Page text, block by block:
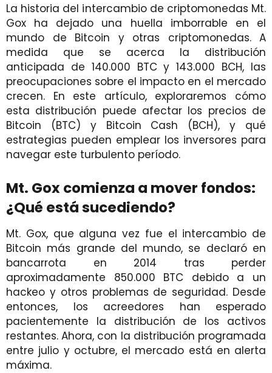
La historia del intercambio de criptomonedas Mt.
Gox ha dejado una huella imborrable en el
mundo de Bitcoin y otras criptomonedas. A
medida que se acerca la distribución
anticipada de 140.000 BTC y 143.000 BCH, las
preocupaciones sobre el impacto en el mercado
crecen. En este artículo, exploraremos cómo
esta distribución puede afectar los precios de
Bitcoin (BTC) y Bitcoin Cash (BCH), y qué
estrategias pueden emplear los inversores para
navegar este turbulento período.
Mt. Gox comienza a mover fondos:
¿Qué está sucediendo?
Mt. Gox, que alguna vez fue el intercambio de
Bitcoin más grande del mundo, se declaró en
bancarrota en 2014 tras perder
aproximadamente 850.000 BTC debido a un
hackeo y otros problemas de seguridad. Desde
entonces, los acreedores han esperado
pacientemente la distribución de los activos
restantes. Ahora, con la distribución programada
entre julio y octubre, el mercado está en alerta
máxima.